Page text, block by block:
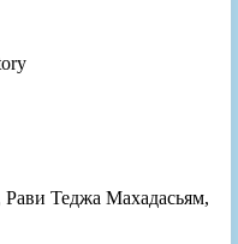
Теджа Махадасьям,